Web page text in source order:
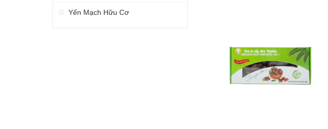
Yến Mạch Hữu Cơ